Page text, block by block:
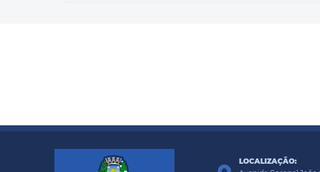
LOCALIZAÇÃO: